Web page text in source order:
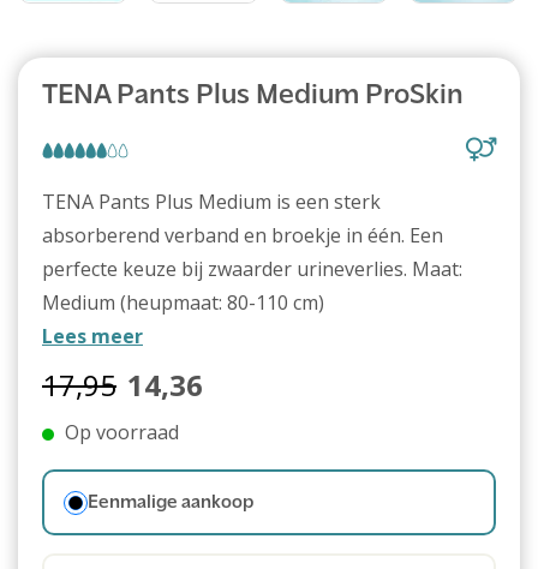
TENA Pants Plus Medium ProSkin
TENA Pants Plus Medium is een sterk
absorberend verband en broekje in één. Een
perfecte keuze bij zwaarder urineverlies. Maat:
Medium (heupmaat: 80-110 cm)
Lees meer
17,95 14,36
Op voorraad
Eenmalige aankoop